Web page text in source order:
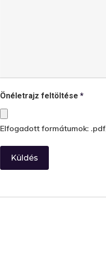
Önéletrajz feltöltése*
Elfogadott formátumok: